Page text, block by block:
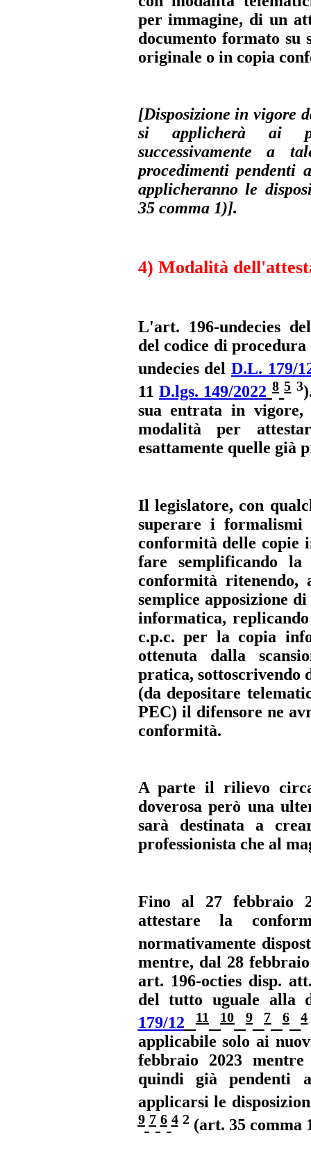
per immagine, di un
documento formato su
originale o in copia
[Disposizione in vigore
si applicherà ai
successivamente a
procedimenti pendenti
applicheranno le
35 comma 1)].
4) Modalità
L'art. 196-undecies
del codice di
undecies delD.L. 179/
11 D.lgs. 149/2022 8 5 3
sua entrata in
modalità per
esattamente quelle già
Il legislatore, con
superare i
conformità delle copie
fare semplificando
conformità ritenendo,
semplice apposizione
informatica,
c.p.c. per la copia
ottenuta dalla
pratica, sottoscrivendo
(da depositare
PEC) il difensore ne
conformità.
A parte il rilievo
doverosa però una
sarà destinata a
professionista che al
Fino al 27 febbraio
attestare la
normativamente
mentre, dal 28
art. 196-octies disp.
del tutto uguale alla
179/12
11 10 9 7 6 4
applicabile solo ai
febbraio 2023
quindi già pendenti
applicarsi le
9 7 6 4 2(art. 35 comma